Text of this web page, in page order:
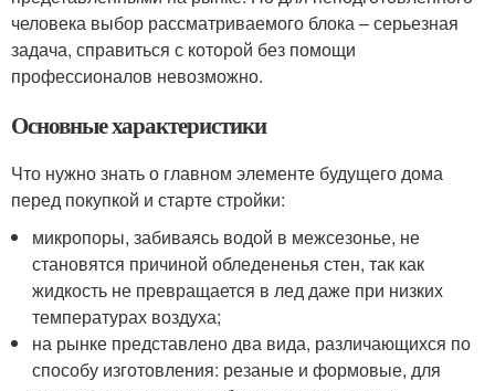
человека выбор рассматриваемого блока – серьезная
задача, справиться с которой без помощи
профессионалов невозможно.
Основные характеристики
Что нужно знать о главном элементе будущего дома
перед покупкой и старте стройки:
микропоры, забиваясь водой в межсезонье, не
становятся причиной обледененья стен, так как
жидкость не превращается в лед даже при низких
температурах воздуха;
на рынке представлено два вида, различающихся по
способу изготовления: резаные и формовые, для